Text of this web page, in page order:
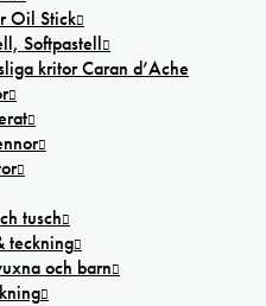
Oil Stick
Softpastell
kritor Caran d’Ache
tusch
teckning
och barn